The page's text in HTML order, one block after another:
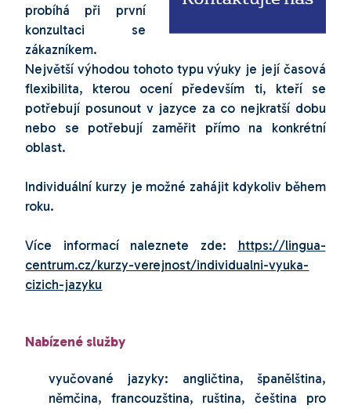
probíhá při první
konzultaci se
zákazníkem.
Největší výhodou tohoto typu výuky je její časová
flexibilita, kterou ocení především ti, kteří se
potřebují posunout v jazyce za co nejkratší dobu
nebo se potřebují zaměřit přímo na konkrétní
oblast.
Individuální kurzy je možné zahájit kdykoliv během
roku.
Více informací naleznete zde: https://lingua-
centrum.cz/kurzy-verejnost/individualni-vyuka-
cizich-jazyku
Nabízené služby
vyučované jazyky: angličtina, španělština,
němčina, francouzština, ruština, čeština pro